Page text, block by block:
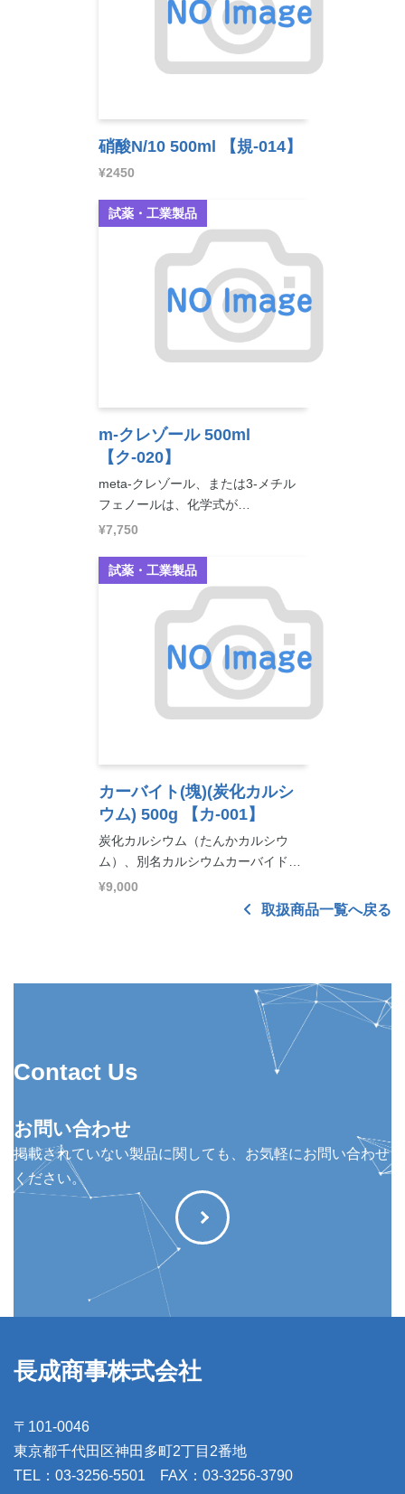
硝酸N/10 500ml 【規-014】
¥2450
試薬・工業製品
m-クレゾール 500ml
【ク-020】
meta-クレゾール、または3-メチル
フェノールは、化学式が…
¥7,750
試薬・工業製品
カーバイト(塊)(炭化カルシ
ウム) 500g 【カ-001】
炭化カルシウム（たんかカルシウ
ム）、別名カルシウムカーバイド…
¥9,000
取扱商品一覧へ戻る
Contact Us
お問い合わせ
掲載されていない製品に関しても、お気軽にお問い合わせ
ください。
長成商事株式会社
〒101-0046
東京都千代田区神田多町2丁目2番地
TEL：03-3256-5501 FAX：03-3256-3790